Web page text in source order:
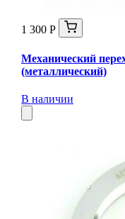
1 300 Р
Механический
(металлический)
В наличии